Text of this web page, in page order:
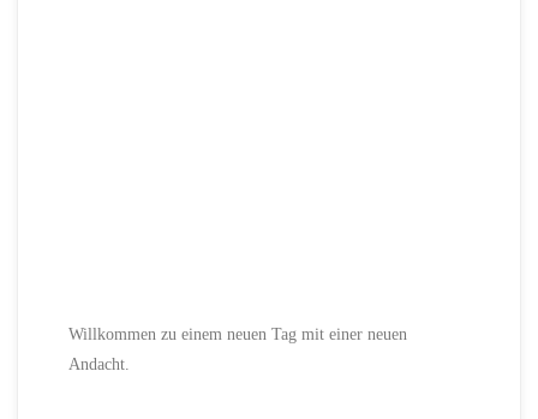
Willkommen zu einem neuen Tag mit einer neuen
Andacht.